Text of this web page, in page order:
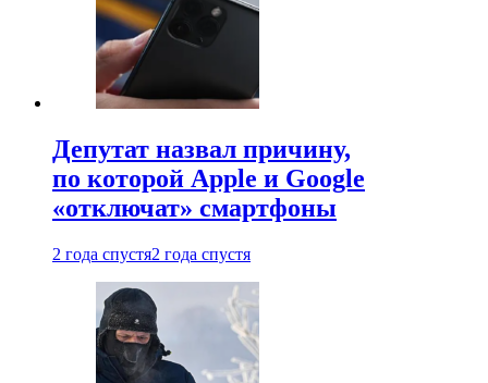
Депутат назвал причину,
по которой Apple и Google
«отключат» смартфоны
2 года спустя2 года спустя